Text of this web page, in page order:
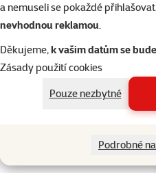
a nemuseli se pokaždé
nevhodnou reklamou.
Děkujeme,k vašim datům se
Zásady použití cookies
Pouze nezbytné
Podrobné